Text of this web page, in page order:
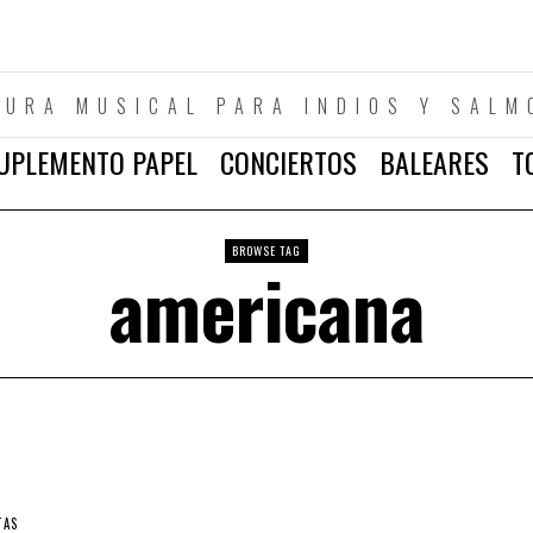
MUSICAL PARA INDIOS Y
PAPEL CONCIERTOS BALEARES
BROWSE TAG
americana